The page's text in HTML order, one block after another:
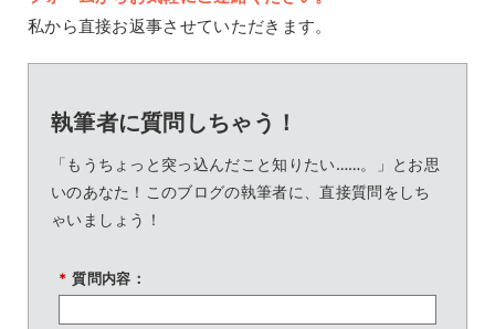
私から直接お返事させていただきます。
執筆者に質問しちゃう！
「もうちょっと突っ込んだこと知りたい……。」とお思
いのあなた！このブログの執筆者に、直接質問をしち
ゃいましょう！
* 質問内容：